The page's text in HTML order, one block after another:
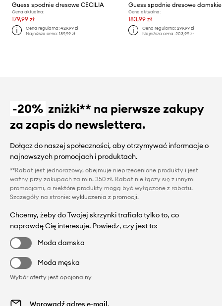
Guess spodnie dresowe CECILIA
Cena aktualna:
179,99 zł
Cena regularna:429,99 zł
Najniższa cena:189,99 zł
Cena aktualna:
183,99 zł
Cena regularna: 299,99 zł
Najniższa cena: 203,99 zł
-20% zniżki** na pierwsze zakupy
za zapis do newslettera.
Dołącz do naszej społeczności, aby otrzymywać informacje o
najnowszych promocjach i produktach.
**Rabat jest jednorazowy, obejmuje nieprzecenione produkty i jest
ważny przy zakupach za min. 350 zł. Rabat nie łączy się z innymi
promocjami, a niektóre produkty mogą być wyłączone z rabatu.
Szczegóły na stronie: wykluczenia z promocji.
Chcemy, żeby do Twojej skrzynki trafiało tylko to, co
naprawdę Cię interesuje. Powiedz, czy jest to:
Moda damska
Moda męska
Wybór oferty jest opcjonalny